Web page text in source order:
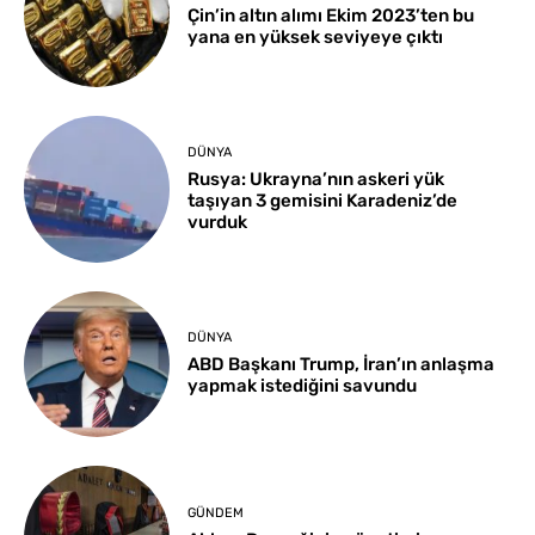
Çin’in altın alımı Ekim 2023’ten bu
yana en yüksek seviyeye çıktı
DÜNYA
Rusya: Ukrayna’nın askeri yük
taşıyan 3 gemisini Karadeniz’de
vurduk
DÜNYA
ABD Başkanı Trump, İran’ın anlaşma
yapmak istediğini savundu
GÜNDEM